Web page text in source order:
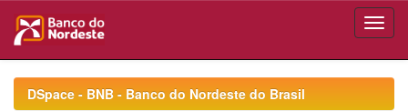
navigationDSpace - BNB - Banco do Nordeste do Brasil